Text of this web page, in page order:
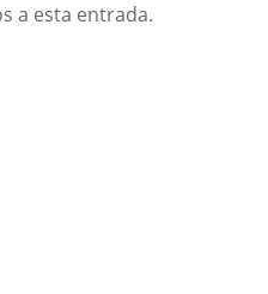
a esta entrada.